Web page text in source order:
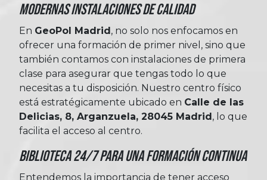
Modernas Instalaciones de Calidad
En GeoPol Madrid , no solo nos enfocamos en
ofrecer una formación de primer nivel, sino que
también contamos con instalaciones de primera
clase para asegurar que tengas todo lo que
necesitas a tu disposición. Nuestro centro físico
está estratégicamente ubicado en Calle de las
Delicias, 8, Arganzuela, 28045 Madrid , lo que
facilita el acceso al centro.
Biblioteca 24/7 para una formación Continua
Entendemos la importancia de tener acceso